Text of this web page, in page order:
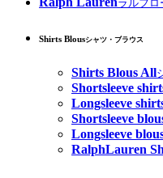
ラルフロ
Shirts Blousシャツ・ブラウス
Shirts Blous All
Shortsleeve
Longsleeve
Shortsleeve
Longsleeve
RalphLauren